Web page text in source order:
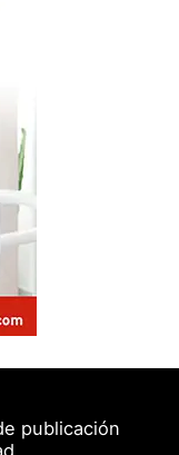
publicación